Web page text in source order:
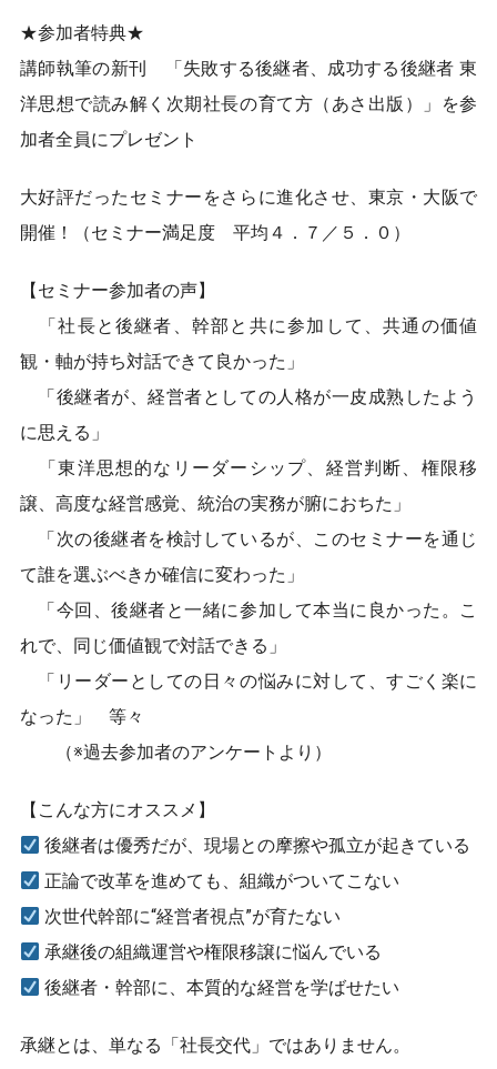
★参加者特典★
講師執筆の新刊 「失敗する後継者、成功する後継者 東
洋思想で読み解く次期社長の育て方（あさ出版）」を参
加者全員にプレゼント
大好評だったセミナーをさらに進化させ、東京・大阪で
開催！（セミナー満足度 平均４．７／５．０）
【セミナー参加者の声】
「社長と後継者、幹部と共に参加して、共通の価値
観・軸が持ち対話できて良かった」
「後継者が、経営者としての人格が一皮成熟したよう
に思える」
「東洋思想的なリーダーシップ、経営判断、権限移
譲、高度な経営感覚、統治の実務が腑におちた」
「次の後継者を検討しているが、このセミナーを通じ
て誰を選ぶべきか確信に変わった」
「今回、後継者と一緒に参加して本当に良かった。こ
れで、同じ価値観で対話できる」
「リーダーとしての日々の悩みに対して、すごく楽に
なった」 等々
（※過去参加者のアンケートより）
【こんな方にオススメ】
後継者は優秀だが、現場との摩擦や孤立が起きている
正論で改革を進めても、組織がついてこない
次世代幹部に“経営者視点”が育たない
承継後の組織運営や権限移譲に悩んでいる
後継者・幹部に、本質的な経営を学ばせたい
承継とは、単なる「社長交代」ではありません。